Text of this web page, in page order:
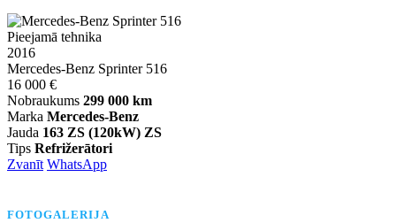
Pieejamā tehnika
2016
Mercedes-Benz Sprinter 516
16 000 €
Nobraukums 299 000 km
Marka Mercedes-Benz
Jauda 163 ZS (120kW) ZS
Tips Refrižerātori
Zvanīt WhatsApp
FOTOGALERIJA